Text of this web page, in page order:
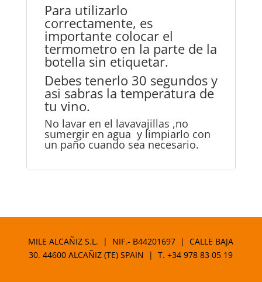
Para utilizarlo
correctamente, es
importante colocar el
termometro en la parte de la
botella sin etiquetar.
Debes tenerlo 30 segundos y
asi sabras la temperatura de
tu vino.
No lavar en el lavavajillas ,no
sumergir en agua y limpiarlo con
un paño cuando sea necesario.
MILE ALCAÑIZ S.L. | NIF.- B44201697 | CALLE BAJA
30. 44600 ALCAÑIZ (TE) SPAIN | T.+34 978 83 05 19